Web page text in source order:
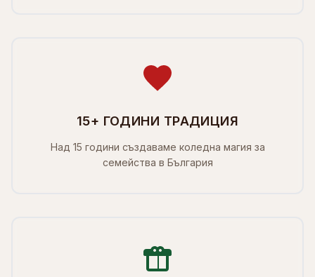
15+ ГОДИНИ ТРАДИЦИЯ
Над 15 години създаваме коледна магия за
семейства в България